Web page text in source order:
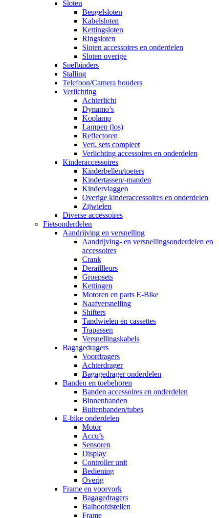
Sloten
Beugelsloten
Kabelsloten
Kettingsloten
Ringsloten
Sloten accessoires en onderdelen
Sloten overige
Snelbinders
Stalling
Telefoon/Camera houders
Verlichting
Achterlicht
Dynamo’s
Koplamp
Lampen (los)
Reflectoren
Verl. sets compleet
Verlichting accessoires en onderdelen
Kinderaccessoires
Kinderbellen/toeters
Kindertassen/-manden
Kindervlaggen
Overige kinderaccessoires en onderdelen
Zijwielen
Diverse accessoires
Fietsonderdelen
Aandrijving en versnelling
Aandrijving- en versnellingsonderdelen en
accessoires
Crank
Deraillleurs
Groepsets
Kettingen
Motoren en parts E-Bike
Naafversnelling
Shifters
Tandwielen en cassettes
Trapassen
Versnellingskabels
Bagagedragers
Voordragers
Achterdrager
Bagagedrager onderdelen
Banden en toebehoren
Banden accessoires en onderdelen
Binnenbanden
Buitenbanden/tubes
E-bike onderdelen
Motor
Accu’s
Sensoren
Display
Controller unit
Bediening
Overig
Frame en voorvork
Bagagedragers
Balhoofdstellen
Frame